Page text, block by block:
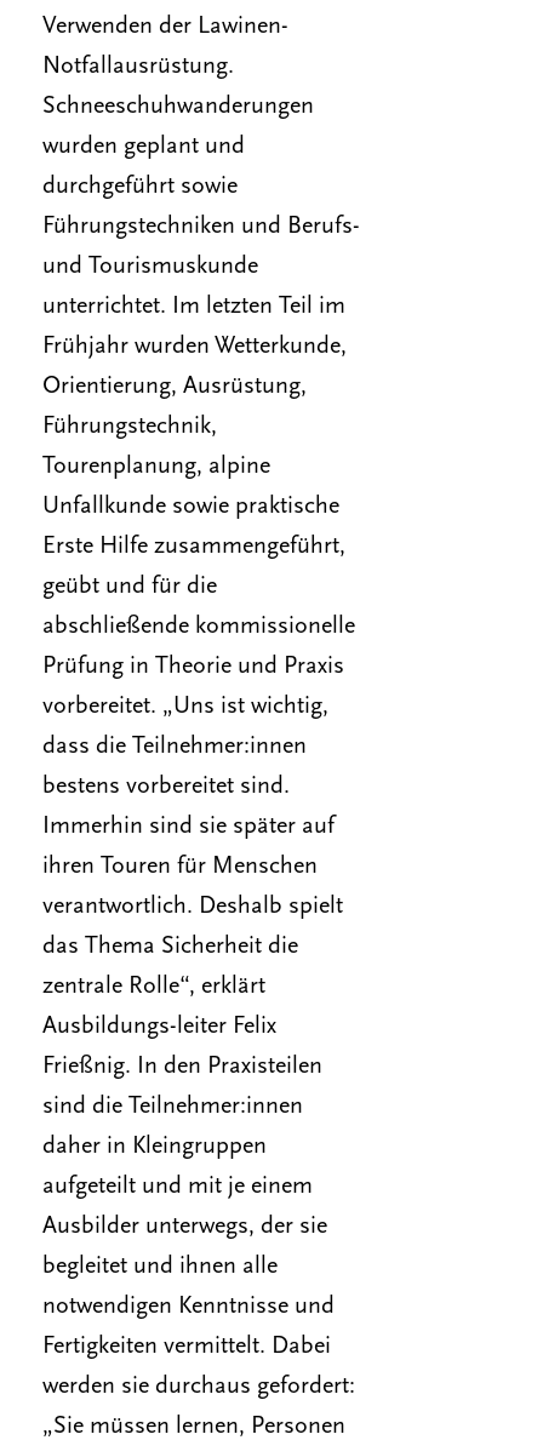
Verwenden der Lawinen-
Notfallausrüstung.
Schneeschuhwanderungen
wurden geplant und
durchgeführt sowie
Führungstechniken und Berufs-
und Tourismuskunde
unterrichtet. Im letzten Teil im
Frühjahr wurden Wetterkunde,
Orientierung, Ausrüstung,
Führungstechnik,
Tourenplanung, alpine
Unfallkunde sowie praktische
Erste Hilfe zusammengeführt,
geübt und für die
abschließende kommissionelle
Prüfung in Theorie und Praxis
vorbereitet. „Uns ist wichtig,
dass die Teilnehmer:innen
bestens vorbereitet sind.
Immerhin sind sie später auf
ihren Touren für Menschen
verantwortlich. Deshalb spielt
das Thema Sicherheit die
zentrale Rolle“, erklärt
Ausbildungs-leiter Felix
Frießnig. In den Praxisteilen
sind die Teilnehmer:innen
daher in Kleingruppen
aufgeteilt und mit je einem
Ausbilder unterwegs, der sie
begleitet und ihnen alle
notwendigen Kenntnisse und
Fertigkeiten vermittelt. Dabei
werden sie durchaus gefordert:
„Sie müssen lernen, Personen